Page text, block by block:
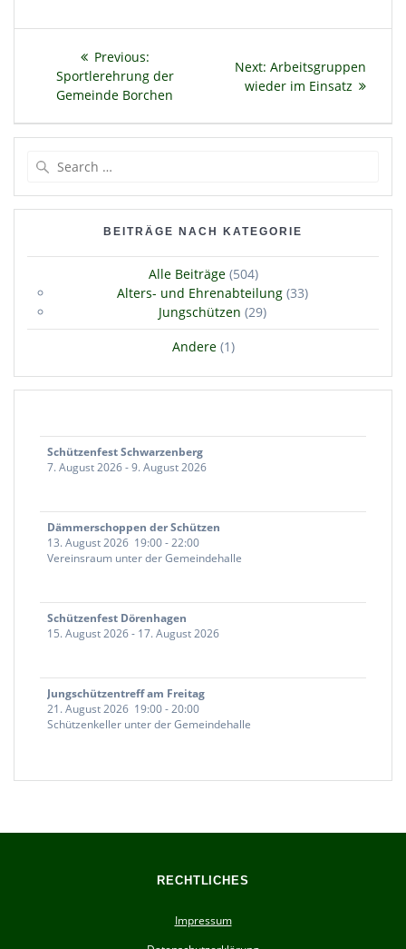
Beitragsnavigation
Previous:Previous
post:
Sportlerehrung der
Gemeinde Borchen
Next: Next
post:
Arbeitsgruppen
wieder im Einsatz
BEITRÄGE NACH KATEGORIE
Alle Beiträge(504)
Alters- und Ehrenabteilung (33)
Jungschützen (29)
Andere(1)
Schützenfest Schwarzenberg
7. August 2026-9. August 2026
Dämmerschoppen der Schützen
13. August 2026 19:00-22:00
Vereinsraum unter der Gemeindehalle
Schützenfest Dörenhagen
15. August 2026- 17. August 2026
Jungschützentreff am Freitag
21. August 2026 19:00- 20:00
Schützenkeller unter der Gemeindehalle
RECHTLICHES
Impressum